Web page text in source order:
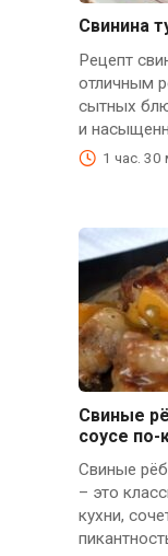
Свинина
Рецепт
отличным
сытных
и
1 час. 30
Свиные
соусе по-
Свиные
– это
кухни,